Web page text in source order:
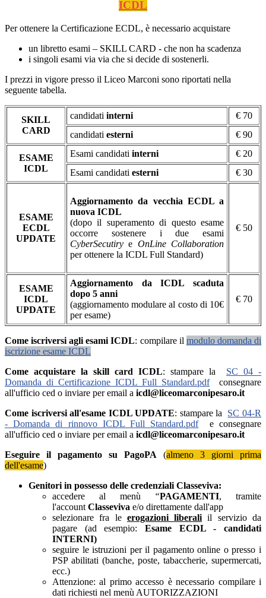
ICDL
Per ottenere la Certificazione ECDL, è necessario acquistare
un libretto esami – SKILL CARD - che non ha scadenza
i singoli esami via via che si decide di sostenerli.
I prezzi in vigore presso il Liceo Marconi sono riportati nella
seguente tabella.
SKILL
CARD
candidati interni
€ 70
candidati esterni € 90
ESAME
ICDL
Esami candidati interni
€ 20
Esami candidati esterni € 30
ESAME
ECDL
UPDATE
Aggiornamento da vecchia ECDL a
nuova ICDL
(dopo il superamento di questo esame
occorre sostenere i due esami
CyberSecutirye OnLine Collaboration
per ottenere la ICDL Full Standard)
€ 50
ESAME
ICDL
UPDATE
Aggiornamento da ICDL scaduta
dopo 5 anni
(aggiornamento modulare al costo di 10€
per esame)
€ 70
Come iscriversi agli esami ICDL: compilare il modulo domanda di
iscrizione esame ICDL
Come acquistare la skill card ICDL: stampare la SC 04 -
Domanda di Certificazione ICDL Full Standard.pdfconsegnare
all'ufficio ced o inviare per email a icdl@liceomarconipesaro.it
Come iscriversi all'esame ICDL UPDATE: stampare la SC 04-R
- Domanda di rinnovo ICDL Full Standard.pdfe consegnare
all'ufficio ced o inviare per email a icdl@liceomarconipesaro.it
Eseguire il pagamento su PagoPA (almeno 3 giorni prima
dell'esame)
Genitori in possesso delle credenziali Classeviva:
accedere al menù
“PAGAMENTI, tramite
l'account Classeviva e/o direttamente dall'app
selezionare fra le erogazioni liberali il servizio da
pagare (ad esempio: Esame ECDL - candidati
INTERNI)
seguire le istruzioni per il pagamento online o presso i
PSP abilitati (banche, poste, tabaccherie, supermercati,
ecc.)
Attenzione: al primo accesso è necessario compilare i
dati richiesti nel menù AUTORIZZAZIONI